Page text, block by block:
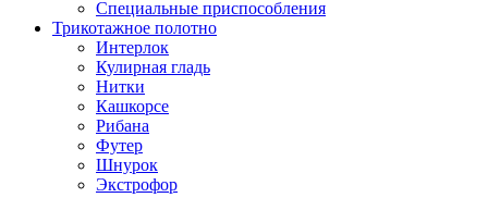
Специальные приспособления
Трикотажное полотно
Интерлок
Кулирная гладь
Нитки
Кашкорсе
Рибана
Футер
Шнурок
Экстрофор